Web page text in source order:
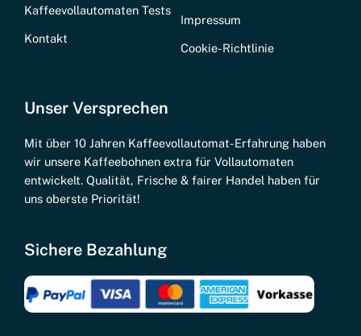
Kaffeevollautomaten Tests
Kontakt
Impressum
Cookie-Richtlinie
Unser Versprechen
Mit über 10 Jahren Kaffeevollautomat-Erfahrung haben
wir unsere Kaffeebohnen extra für Vollautomaten
entwickelt. Qualität, Frische & fairer Handel haben für
uns oberste Priorität!
Sichere Bezahlung